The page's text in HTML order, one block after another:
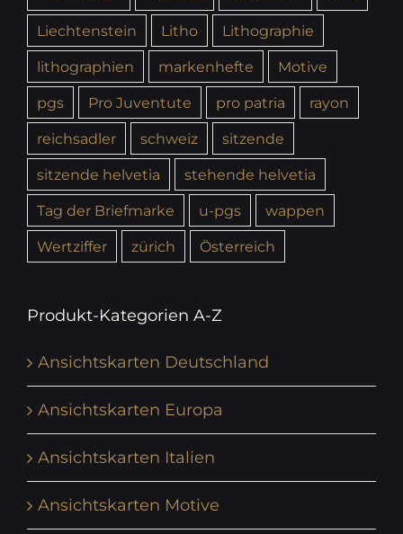
Liechtenstein
Litho
Lithographie
lithographien
markenhefte
Motive
pgs
Pro Juventute pro patria
rayon
reichsadler
schweiz
sitzende
sitzende helvetia
stehende helvetia
Tag der Briefmarke
u-pgs
wappen
Wertziffer
zürich Österreich
Produkt-Kategorien A-Z
Ansichtskarten Deutschland
Ansichtskarten Europa
Ansichtskarten Italien
Ansichtskarten Motive